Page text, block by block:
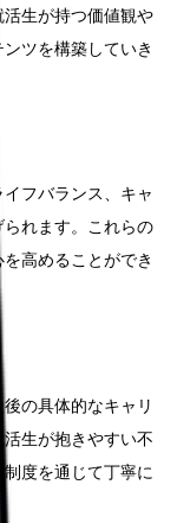
活生が持つ価値観や
ツを構築していき
フバランス、キャ
れます。これらの
高めることができ
の具体的なキャリ
生が抱きやすい不
度を通じて丁寧に